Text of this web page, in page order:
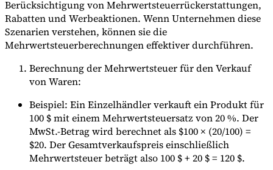
Berücksichtigung von Mehrwertsteuerrückerstattungen,
Rabatten und Werbeaktionen. Wenn Unternehmen diese
Szenarien verstehen, können sie die
Mehrwertsteuerberechnungen effektiver durchführen.
Berechnung der Mehrwertsteuer für den Verkauf
von Waren:
Beispiel: Ein Einzelhändler verkauft ein Produkt für
100 $ mit einem Mehrwertsteuersatz von 20 %. Der
MwSt.-Betrag wird berechnet als $100 × (20/100) =
$20. Der Gesamtverkaufspreis einschließlich
Mehrwertsteuer beträgt also 100 $ + 20 $ = 120 $.